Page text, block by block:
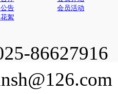
告
絮
会员活动